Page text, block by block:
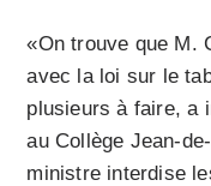
«On trouve que M.
avec la loi sur le
plusieurs à faire, a
au Collège Jean-
ministre interdise